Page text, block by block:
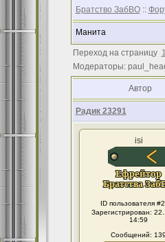
Братство ЗабВО::
Манита
Переход на страницу 1
Модераторы:
Автор
Радик 23291
isi
ID пользователя
Зарегистрирован:
14:59
Сообщений: 139